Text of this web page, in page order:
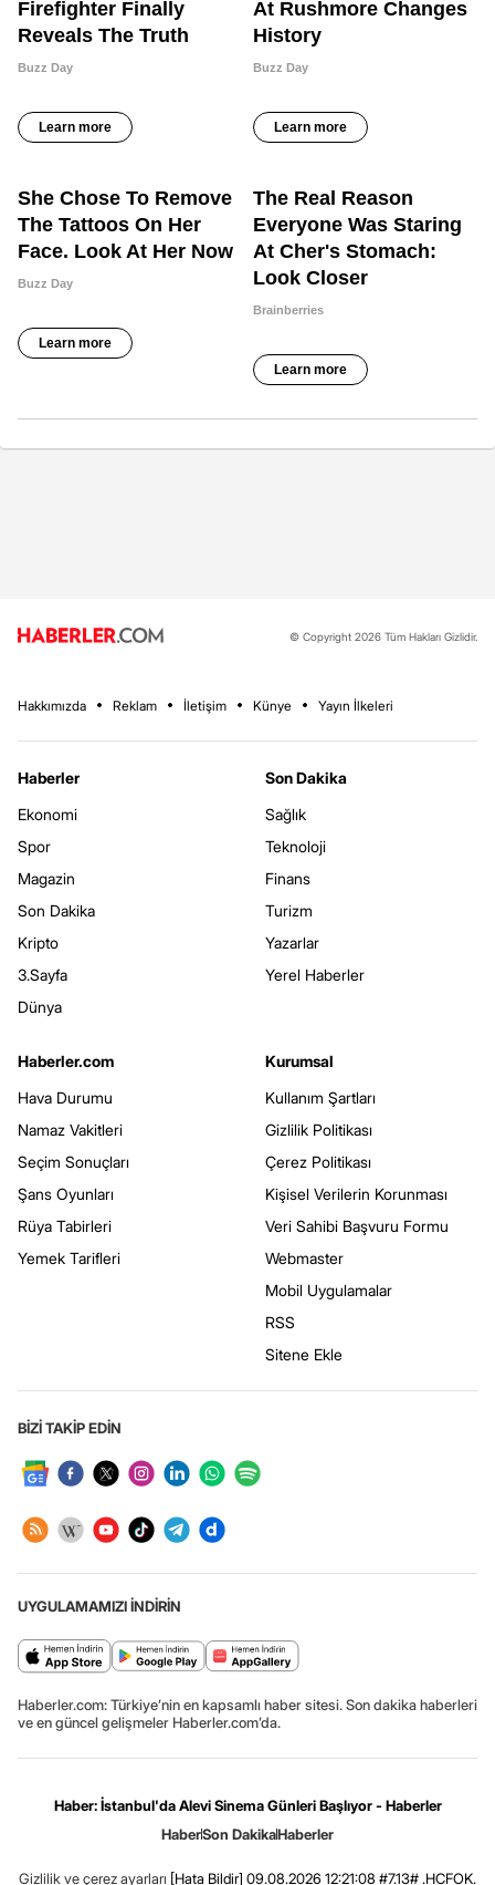
© Copyright 2026 Tüm Hakları Gizlidir.
Hakkımızda Reklam İletişim Künye Yayın İlkeleri
Haberler
Ekonomi
Spor
Magazin
Son Dakika
Kripto
3.Sayfa
Dünya
Son Dakika
Sağlık
Teknoloji
Finans
Turizm
Yazarlar
Yerel Haberler
Haberler.com
Hava Durumu
Namaz Vakitleri
Seçim Sonuçları
Şans Oyunları
Rüya Tabirleri
Yemek Tarifleri
Kurumsal
Kullanım Şartları
Gizlilik Politikası
Çerez Politikası
Kişisel Verilerin Korunması
Veri Sahibi Başvuru Formu
Webmaster
Mobil Uygulamalar
RSS
Sitene Ekle
BİZİ TAKİP EDİN
UYGULAMAMIZI İNDİRİN
Haberler.com: Türkiye’nin en kapsamlı haber sitesi. Son dakika haberleri
ve en güncel gelişmeler Haberler.com’da.
Haber: İstanbul'da Alevi Sinema Günleri Başlıyor - Haberler
HaberSon DakikaHaberler
Gizlilik ve çerez ayarları [Hata Bildir] 09.08.2026 12:21:08 #7.13# .HCFOK.